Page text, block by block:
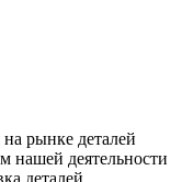
рынке деталей
нашей деятельности
деталей.